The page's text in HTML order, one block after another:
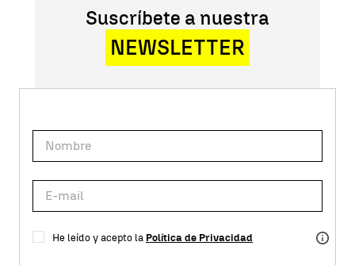
Suscríbete a nuestra
NEWSLETTER
He leído y acepto la Política de Privacidad